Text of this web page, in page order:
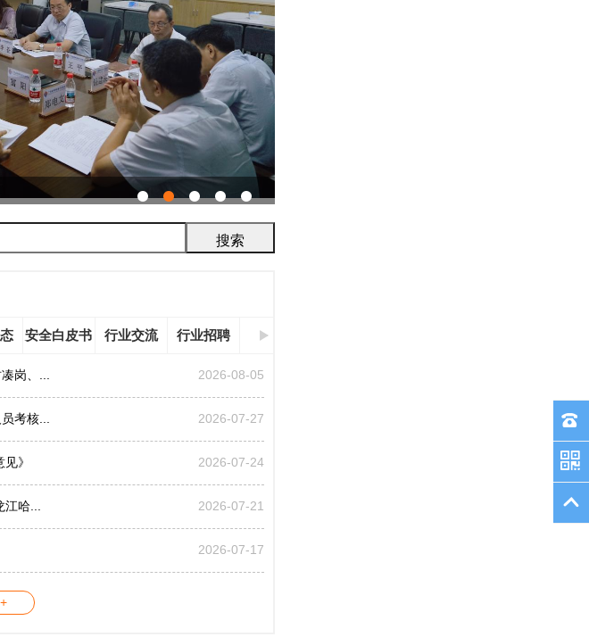
安全白皮书 行业交流 行业招聘
岗、... 2026-08-05
考核... 2026-07-27
》 2026-07-24
哈... 2026-07-21
2026-07-17